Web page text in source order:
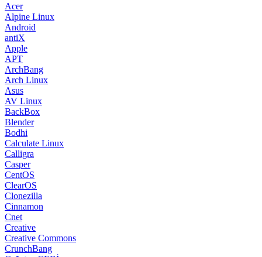
Acer
Alpine Linux
Android
antiX
Apple
APT
ArchBang
Arch Linux
Asus
AV Linux
BackBox
Blender
Bodhi
Calculate Linux
Calligra
Casper
CentOS
ClearOS
Clonezilla
Cinnamon
Cnet
Creative
Creative Commons
CrunchBang